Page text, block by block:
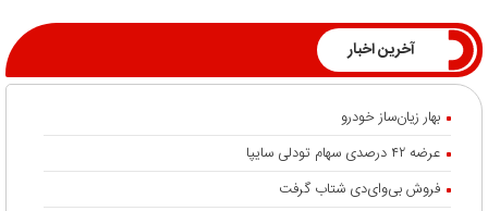
آخرین اخبار
بهار زیان‌ساز خودرو
عرضه ۴۲ درصدی سهام تودلی سایپا
فروش بی‌وای‌دی شتاب گرفت